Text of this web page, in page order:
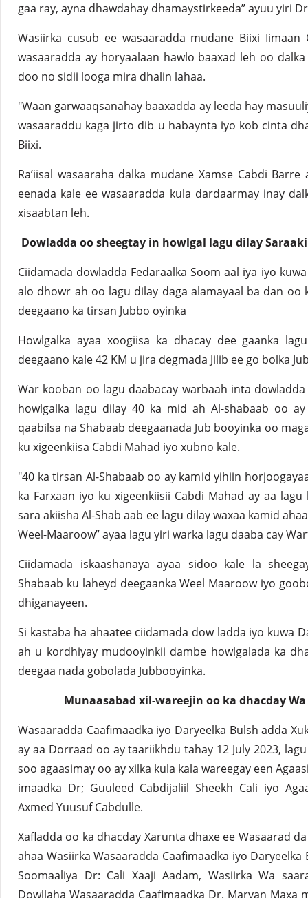
gaa ray, ayna dhawdahay dhamaystirkeeda” ayuu yiri
Wasiirka cusub ee wasaaradda mudane Biixi
wasaaradda ay horyaalaan hawlo baaxad leh oo
doo no sidii looga mira dhalin lahaa.
"Waan garwaaqsanahay baaxadda ay leeda hay
wasaaraddu kaga jirto dib u habaynta iyo kob cinta
Biixi.
Ra’iisal wasaaraha dalka mudane Xamse Cabdi
eenada kale ee wasaaradda kula dardaarmay inay
xisaabtan leh.
Dowladda oo sheegtay in howlgal lagu dilay
Ciidamada dowladda Fedaraalka Soom aal iya iyo
alo dhowr ah oo lagu dilay daga alamayaal ba dan oo
deegaano ka tirsan Jubbo oyinka
Howlgalka ayaa xoogiisa ka dhacay dee gaanka
deegaano kale 42 KM u jira degmada Jilib ee go bolka
War kooban oo lagu daabacay warbaah inta
howlgalka lagu dilay 40 ka mid ah Al-shabaab oo
qaabilsa na Shabaab deegaanada Jub booyinka oo
ku xigeenkiisa Cabdi Mahad iyo xubno kale.
"40 ka tirsan Al-Shabaab oo ay kamid yihiin
ka Farxaan iyo ku xigeenkiisii Cabdi Mahad ay aa
sara akiisha Al-Shab aab ee lagu dilay waxaa kamid
Weel-Maaroow” ayaa lagu yiri warka lagu daaba cay
Ciidamada iskaashanaya ayaa sidoo kale la
Shabaab ku laheyd deegaanka Weel Maaroow iyo
dhiganayeen.
Si kastaba ha ahaatee ciidamada dow ladda iyo kuwa
ah u kordhiyay mudooyinkii dambe howlgalada ka
deegaa nada gobolada Jubbooyinka.
Munaasabad xil-wareejin oo ka dhacday
Wasaaradda Caafimaadka iyo Daryeelka Bulsh adda
ay aa Dorraad oo ay taariikhdu tahay 12 July 2023,
soo agaasimay oo ay xilka kula kala wareegay een
imaadka Dr; Guuleed Cabdijaliil Sheekh Cali iyo
Axmed Yuusuf Cabdulle.
Xafladda oo ka dhacday Xarunta dhaxe ee Wasaarad
ahaa Wasiirka Wasaaradda Caafimaadka iyo
Soomaaliya Dr: Cali Xaaji Aadam, Wasiirka Wa
Dowllaha Wasaaradda Caafimaadka Dr. Maryan Maxa